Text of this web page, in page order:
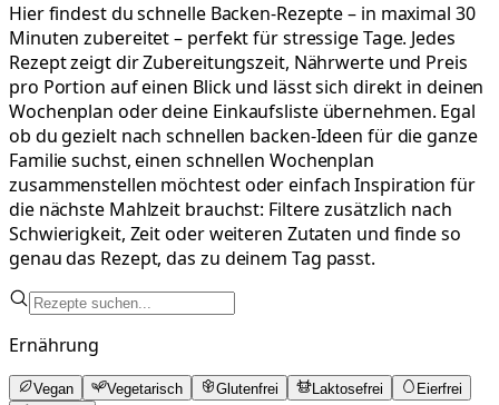
Hier findest du schnelle Backen-Rezepte – in maximal 30
Minuten zubereitet – perfekt für stressige Tage. Jedes
Rezept zeigt dir Zubereitungszeit, Nährwerte und Preis
pro Portion auf einen Blick und lässt sich direkt in deinen
Wochenplan oder deine Einkaufsliste übernehmen. Egal
ob du gezielt nach schnellen backen-Ideen für die ganze
Familie suchst, einen schnellen Wochenplan
zusammenstellen möchtest oder einfach Inspiration für
die nächste Mahlzeit brauchst: Filtere zusätzlich nach
Schwierigkeit, Zeit oder weiteren Zutaten und finde so
genau das Rezept, das zu deinem Tag passt.
Ernährung
Vegan Vegetarisch Glutenfrei Laktosefrei
Eierfrei